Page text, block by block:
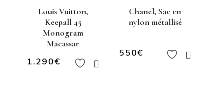
Louis Vuitton,
Keepall 45
Monogram
Macassar
1.290€
Chanel, Sac en
nylon métallisé
550€